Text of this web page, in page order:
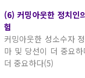
(6) 커밍아웃한 정치인
험
커밍아웃한 성소수자
마 및 당선이 더 중요
더 중요하다(5)